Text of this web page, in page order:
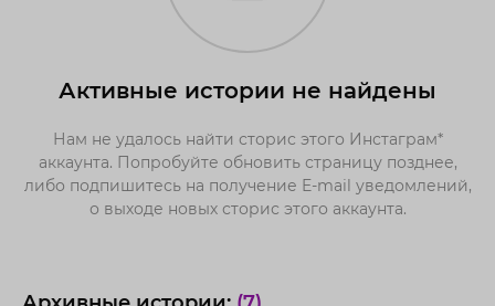
Активные истории не найдены
Нам не удалось найти сторис этого Инстаграм*
аккаунта. Попробуйте обновить страницу позднее,
либо подпишитесь на получение E-mail уведомлений,
о выходе новых сторис этого аккаунта.